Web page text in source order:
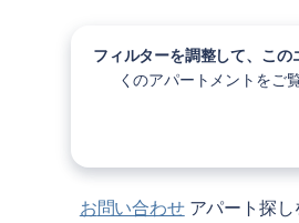
フィルターを調整して、この
くのアパートメントをご
お問い合わせ アパート探